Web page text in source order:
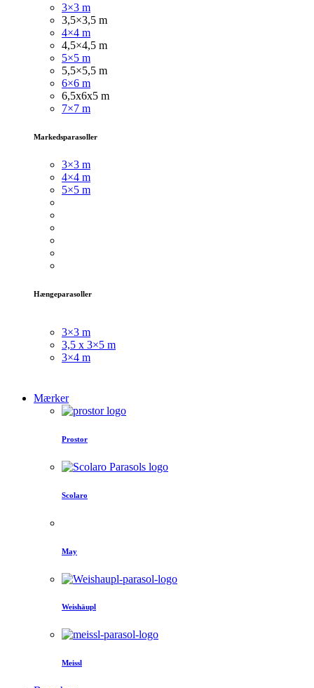
3×3 m
3,5×3,5 m
4×4 m
4,5×4,5 m
5×5 m
5,5×5,5 m
6×6 m
6,5x6x5 m
7×7 m
Markedsparasoller
3×3 m
4×4 m
5×5 m
Hængeparasoller
3×3 m
3,5 x 3×5 m
3×4 m
Mærker
Prostor
Scolaro
May
Weishäupl
Meissl